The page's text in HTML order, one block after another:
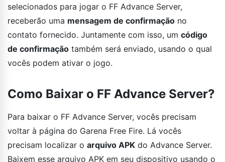
selecionados para jogar o FF Advance Server,
receberão uma mensagem de confirmação no
contato fornecido. Juntamente com isso, um código
de confirmação também será enviado, usando o qual
vocês podem ativar o jogo.
Como Baixar o FF Advance Server?
Para baixar o FF Advance Server, vocês precisam
voltar à página do Garena Free Fire. Lá vocês
precisam localizar o arquivo APK do Advance Server.
Baixem esse arquivo APK em seu dispositivo usando o